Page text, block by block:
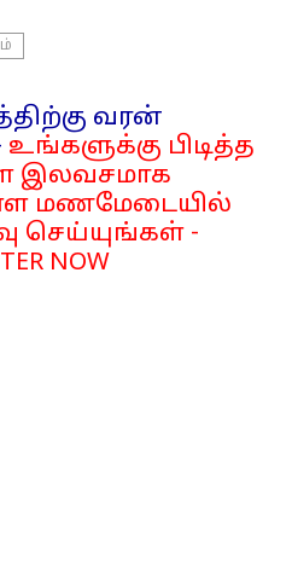
வரன்
உங்களுக்கு பிடித்த
இலவசமாக
மணமேடையில்
செய்யுங்கள் -
NOW